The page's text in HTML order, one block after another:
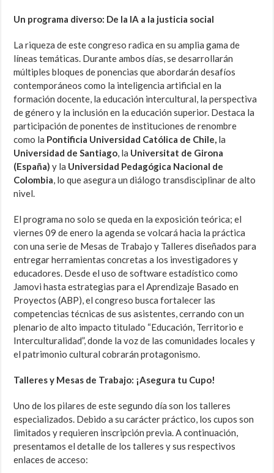
Un programa diverso: De la IA a la justicia social
La riqueza de este congreso radica en su amplia gama de
líneas temáticas. Durante ambos días, se desarrollarán
múltiples bloques de ponencias que abordarán desafíos
contemporáneos como la inteligencia artificial en la
formación docente, la educación intercultural, la perspectiva
de género y la inclusión en la educación superior. Destaca la
participación de ponentes de instituciones de renombre
como la Pontificia Universidad Católica de Chile, la
Universidad de Santiago, la Universitat de Girona
(España) y la Universidad Pedagógica Nacional de
Colombia, lo que asegura un diálogo transdisciplinar de alto
nivel.
El programa no solo se queda en la exposición teórica; el
viernes 09 de enero la agenda se volcará hacia la práctica
con una serie de Mesas de Trabajo y Talleres diseñados para
entregar herramientas concretas a los investigadores y
educadores. Desde el uso de software estadístico como
Jamovi hasta estrategias para el Aprendizaje Basado en
Proyectos (ABP), el congreso busca fortalecer las
competencias técnicas de sus asistentes, cerrando con un
plenario de alto impacto titulado “Educación, Territorio e
Interculturalidad”, donde la voz de las comunidades locales y
el patrimonio cultural cobrarán protagonismo.
Talleres y Mesas de Trabajo: ¡Asegura tu Cupo!
Uno de los pilares de este segundo día son los talleres
especializados. Debido a su carácter práctico, los cupos son
limitados y requieren inscripción previa. A continuación,
presentamos el detalle de los talleres y sus respectivos
enlaces de acceso: